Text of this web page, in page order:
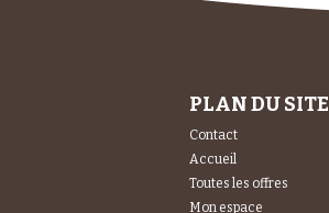
PLAN DU SITE
Contact
Accueil
Toutes les offres
Mon espace